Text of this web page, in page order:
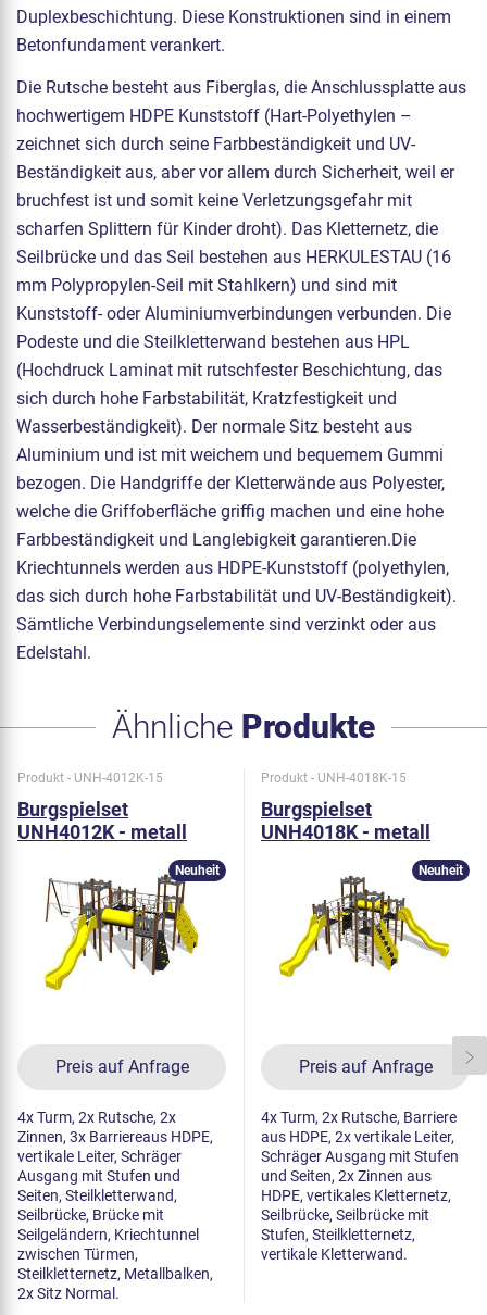
Duplexbeschichtung. Diese Konstruktionen sind in einem
Betonfundament verankert.
Die Rutsche besteht aus Fiberglas, die Anschlussplatte aus
hochwertigem HDPE Kunststoff (Hart-Polyethylen –
zeichnet sich durch seine Farbbeständigkeit und UV-
Beständigkeit aus, aber vor allem durch Sicherheit, weil er
bruchfest ist und somit keine Verletzungsgefahr mit
scharfen Splittern für Kinder droht). Das Kletternetz, die
Seilbrücke und das Seil bestehen aus HERKULESTAU (16
mm Polypropylen-Seil mit Stahlkern) und sind mit
Kunststoff- oder Aluminiumverbindungen verbunden. Die
Podeste und die Steilkletterwand bestehen aus HPL
(Hochdruck Laminat mit rutschfester Beschichtung, das
sich durch hohe Farbstabilität, Kratzfestigkeit und
Wasserbeständigkeit). Der normale Sitz besteht aus
Aluminium und ist mit weichem und bequemem Gummi
bezogen. Die Handgriffe der Kletterwände aus Polyester,
welche die Griffoberfläche griffig machen und eine hohe
Farbbeständigkeit und Langlebigkeit garantieren.Die
Kriechtunnels werden aus HDPE-Kunststoff (polyethylen,
das sich durch hohe Farbstabilität und UV-Beständigkeit).
Sämtliche Verbindungselemente sind verzinkt oder aus
Edelstahl.
Ähnliche Produkte
Produkt - UNH-4012K-15
Burgspielset
UNH4012K - metall
Preis auf Anfrage
Neuheit
4x Turm, 2x Rutsche, 2x
Zinnen, 3x Barriereaus HDPE,
vertikale Leiter, Schräger
Ausgang mit Stufen und
Seiten, Steilkletterwand,
Seilbrücke, Brücke mit
Seilgeländern, Kriechtunnel
zwischen Türmen,
Steilkletternetz, Metallbalken,
2x Sitz Normal.
Produkt - UNH-4018K-15
Burgspielset
UNH4018K - metall
Preis auf Anfrage
Neuheit
4x Turm, 2x Rutsche, Barriere
aus HDPE, 2x vertikale Leiter,
Schräger Ausgang mit Stufen
und Seiten, 2x Zinnen aus
HDPE, vertikales Kletternetz,
Seilbrücke, Seilbrücke mit
Stufen, Steilkletternetz,
vertikale Kletterwand.